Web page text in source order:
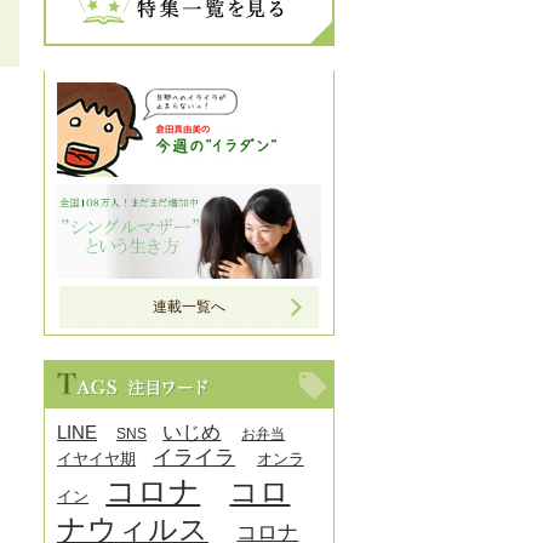
連載一覧へ
LINE SNS いじめ お弁当
イヤイヤ期 イライラ オンラ
イン コロナ
コロ
ナウィルス
コロナ